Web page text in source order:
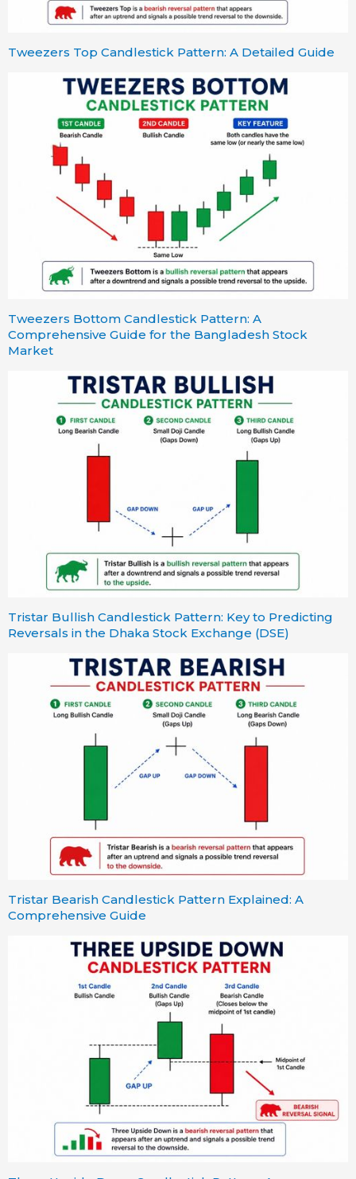
Tweezers Top Candlestick Pattern: A Detailed Guide
Tweezers Bottom Candlestick Pattern: A
Comprehensive Guide for the Bangladesh Stock
Market
Tristar Bullish Candlestick Pattern: Key to Predicting
Reversals in the Dhaka Stock Exchange (DSE)
Tristar Bearish Candlestick Pattern Explained: A
Comprehensive Guide